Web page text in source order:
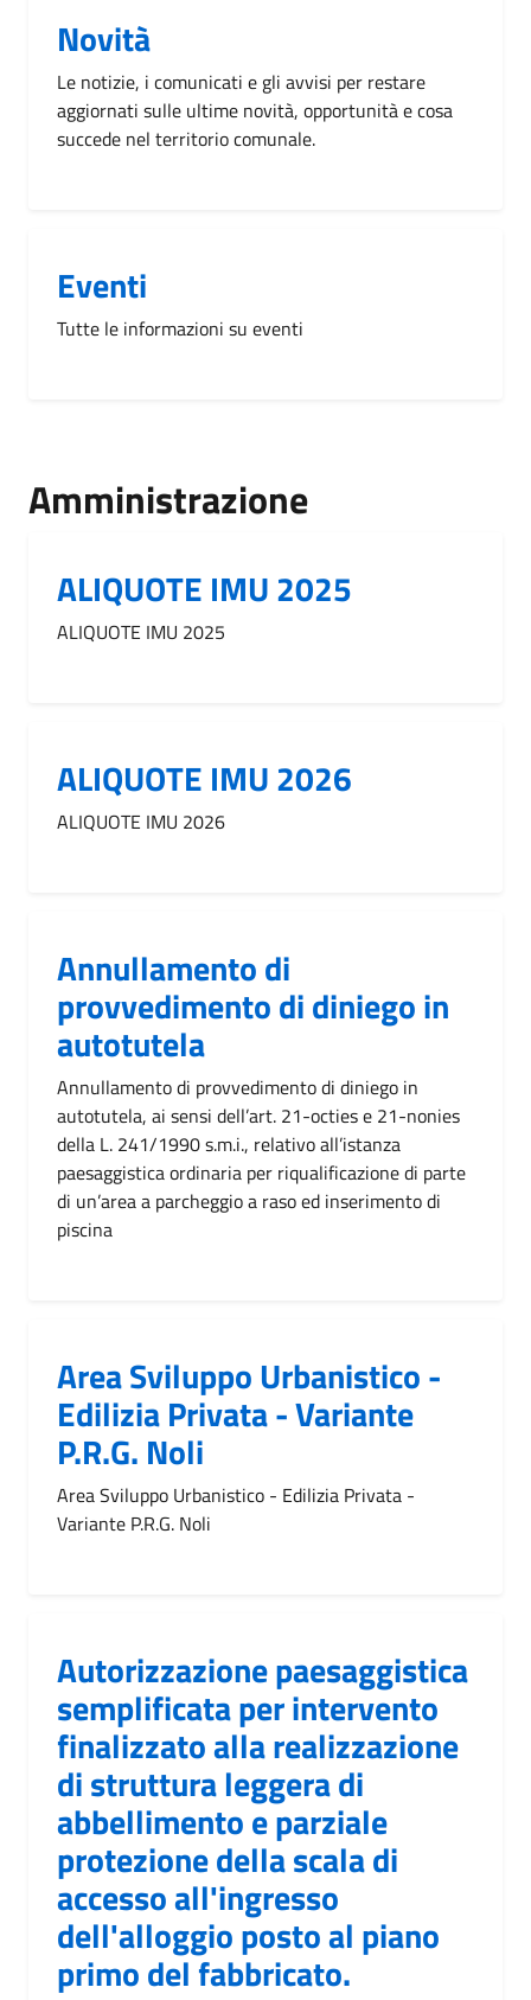
Novità
Le notizie, i comunicati e gli avvisi per restare
aggiornati sulle ultime novità, opportunità e cosa
succede nel territorio comunale.
Eventi
Tutte le informazioni su eventi
Amministrazione
ALIQUOTE IMU 2025
ALIQUOTE IMU 2025
ALIQUOTE IMU 2026
ALIQUOTE IMU 2026
Annullamento di
provvedimento di diniego in
autotutela
Annullamento di provvedimento di diniego in
autotutela, ai sensi dell’art. 21-octies e 21-nonies
della L. 241/1990 s.m.i., relativo all’istanza
paesaggistica ordinaria per riqualificazione di parte
di un’area a parcheggio a raso ed inserimento di
piscina
Area Sviluppo Urbanistico -
Edilizia Privata - Variante
P.R.G. Noli
Area Sviluppo Urbanistico - Edilizia Privata -
Variante P.R.G. Noli
Autorizzazione paesaggistica
semplificata per intervento
finalizzato alla realizzazione
di struttura leggera di
abbellimento e parziale
protezione della scala di
accesso all'ingresso
dell'alloggio posto al piano
primo del fabbricato.